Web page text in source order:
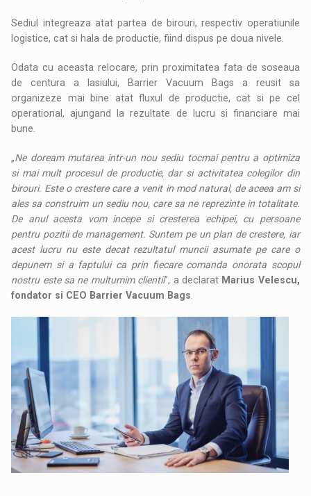
Sediul integreaza atat partea de birouri, respectiv operatiunile
logistice, cat si hala de productie, fiind dispus pe doua nivele.
Odata cu aceasta relocare, prin proximitatea fata de soseaua
de centura a Iasiului, Barrier Vacuum Bags a reusit sa
organizeze mai bine atat fluxul de productie, cat si pe cel
operational, ajungand la rezultate de lucru si financiare mai
bune.
„Ne doream mutarea intr-un nou sediu tocmai pentru a optimiza
si mai mult procesul de productie, dar si activitatea colegilor din
birouri. Este o crestere care a venit in mod natural, de aceea am si
ales sa construim un sediu nou, care sa ne reprezinte in totalitate.
De anul acesta vom incepe si cresterea echipei, cu persoane
pentru pozitii de management. Suntem pe un plan de crestere, iar
acest lucru nu este decat rezultatul muncii asumate pe care o
depunem si a faptului ca prin fiecare comanda onorata scopul
nostru este sa ne multumim clientii”, a declarat Marius Velescu,
fondator si CEO Barrier Vacuum Bags